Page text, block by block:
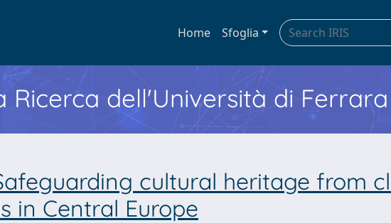
Home Sfoglia
dell'Università di Ferrara
cultural heritage from
in Central Europe